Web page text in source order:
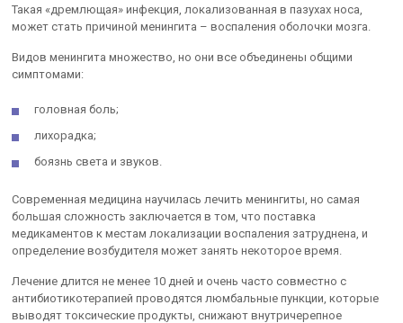
Такая «дремлющая» инфекция, локализованная в пазухах носа,
может стать причиной менингита – воспаления оболочки мозга.
Видов менингита множество, но они все объединены общими
симптомами:
головная боль;
лихорадка;
боязнь света и звуков.
Современная медицина научилась лечить менингиты, но самая
большая сложность заключается в том, что поставка
медикаментов к местам локализации воспаления затруднена, и
определение возбудителя может занять некоторое время.
Лечение длится не менее 10 дней и очень часто совместно с
антибиотикотерапией проводятся люмбальные пункции, которые
выводят токсические продукты, снижают внутричерепное